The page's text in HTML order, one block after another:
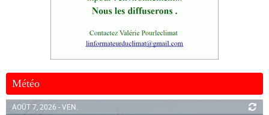
Météo
AOÛT 7, 2026 - VEN.